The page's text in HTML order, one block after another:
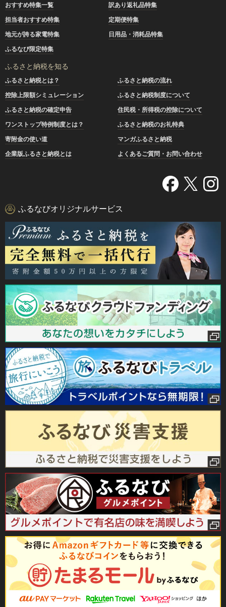
おすすめ特集一覧
訳あり返礼品特集
担当者おすすめ特集
定期便特集
地元が誇る家電特集
日用品・消耗品特集
ふるなび限定特集
ふるさと納税を知る
ふるさと納税とは？
ふるさと納税の流れ
控除上限額シミュレーション
ふるさと納税制度について
ふるさと納税の確定申告
住民税・所得税の控除について
ワンストップ特例制度とは？
ふるさと納税のお礼特典
寄附金の使い道
マンガふるさと納税
企業版ふるさと納税とは
よくあるご質問・お問い合わせ
ふるなびオリジナルサービス